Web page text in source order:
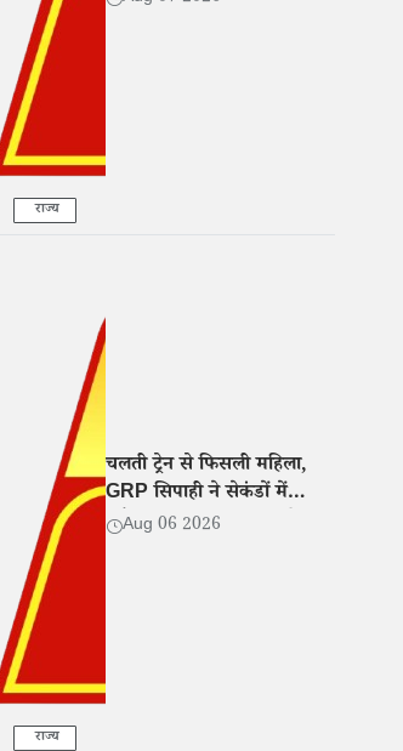
राज्य
राज्य
चलती ट्रेन से फिसली महिला,
GRP सिपाही ने सेकंडों में
खींचकर बचाई जान, वीडियो
Aug 06 2026